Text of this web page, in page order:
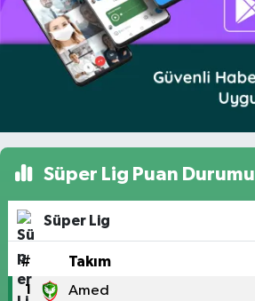
Süper Lig Puan Durumu
Süper Lig
# Takım
1 Amed